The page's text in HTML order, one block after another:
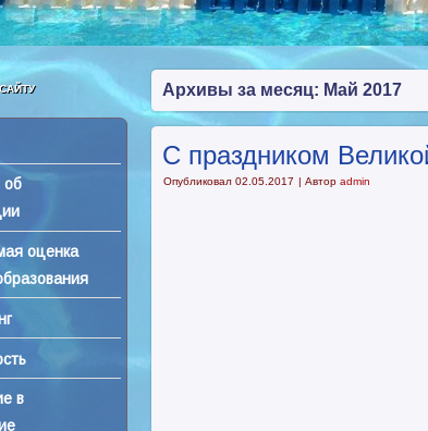
об
оценка
в
Архивы за месяц: Май 2017
С праздником
Опубликовал 02.05.2017 | Автор admin